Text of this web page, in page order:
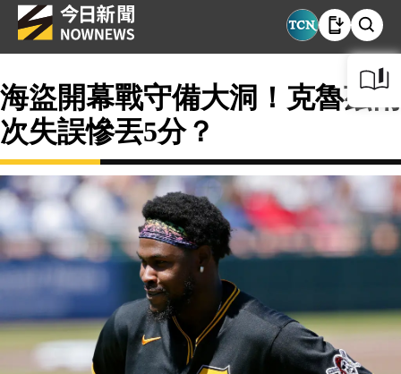
海盜開幕戰守備大洞！克魯茲兩
次失誤慘丟5分？